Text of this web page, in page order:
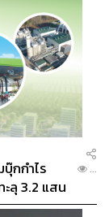
กกำไร
ลุ 3.2 แสน
...